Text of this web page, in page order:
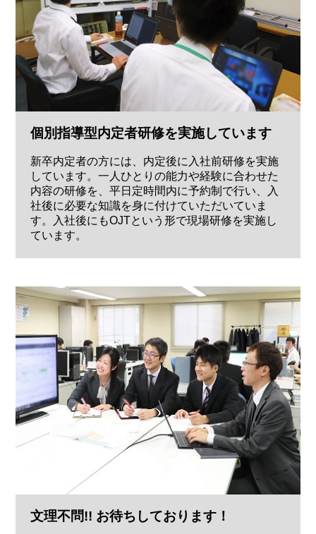
個別指導型内定者研修を実施しています
新卒内定者の方には、内定後に入社前研修を実施
しています。一人ひとりの能力や経験に合わせた
内容の研修を、平日定時間内に予約制で行い、入
社後に必要な知識を身に付けていただいていま
す。入社後にもOJTという形で現場研修を実施し
ています。
文理不問!! お待ちしております！